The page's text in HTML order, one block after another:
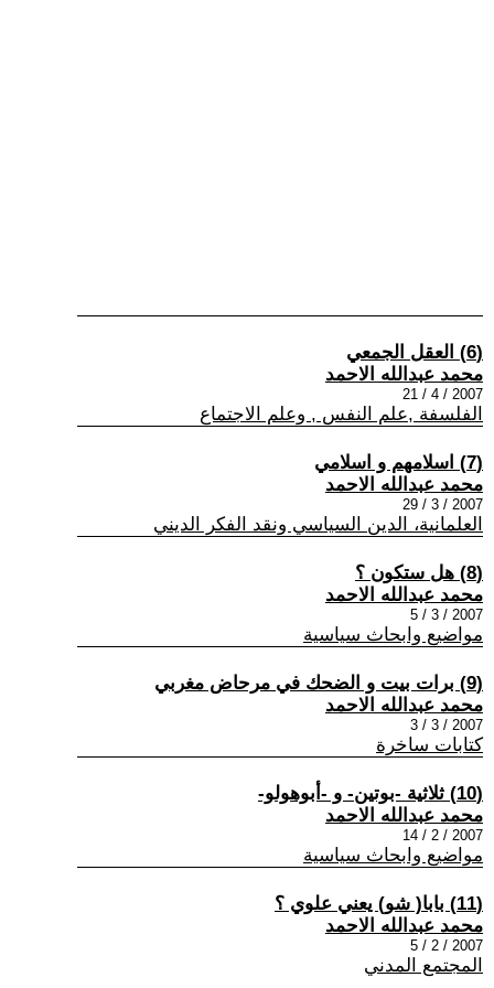
(6) العقل الجمعي
محمد عبدالله الاحمد
2007 / 4 / 21
الفلسفة ,علم النفس , وعلم الاجتماع
(7) اسلامهم و اسلامي
محمد عبدالله الاحمد
2007 / 3 / 29
العلمانية، الدين السياسي ونقد الفكر الديني
(8) هل ستكون ؟
محمد عبدالله الاحمد
2007 / 3 / 5
مواضيع وابحاث سياسية
(9) برات بيت و الضحك في مرحاض مغربي
محمد عبدالله الاحمد
2007 / 3 / 3
كتابات ساخرة
(10) ثلاثية -بوتين- و -أبوهولو-
محمد عبدالله الاحمد
2007 / 2 / 14
مواضيع وابحاث سياسية
(11) بابا( شو) يعني علوي ؟
محمد عبدالله الاحمد
2007 / 2 / 5
المجتمع المدني